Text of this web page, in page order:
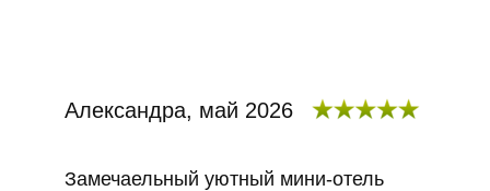
Александра, май 2026
Замечаельный уютный мини-отель